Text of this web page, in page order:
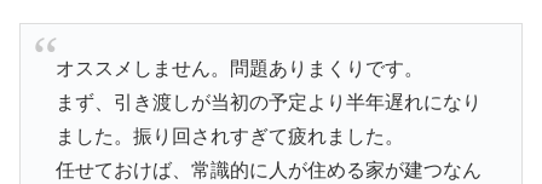
オススメしません。問題ありまくりです。
まず、引き渡しが当初の予定より半年遅れになり
ました。振り回されすぎて疲れました。
任せておけば、常識的に人が住める家が建つなん